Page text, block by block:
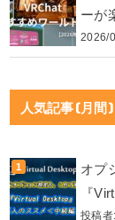
ーが
2026/
人気記事(月間)
オプ
『
投稿者: